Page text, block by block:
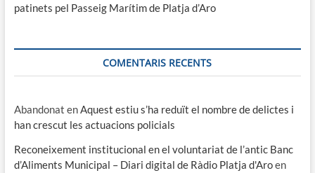
patinets pel Passeig Marítim de Platja d’Aro
COMENTARIS RECENTS
Abandonat enAquest estiu s’ha reduït el nombre de delictes i
han crescut les actuacions policials
Reconeixement institucional en el voluntariat de l’antic Banc
d’Aliments Municipal – Diari digital de Ràdio Platja d'Aroen